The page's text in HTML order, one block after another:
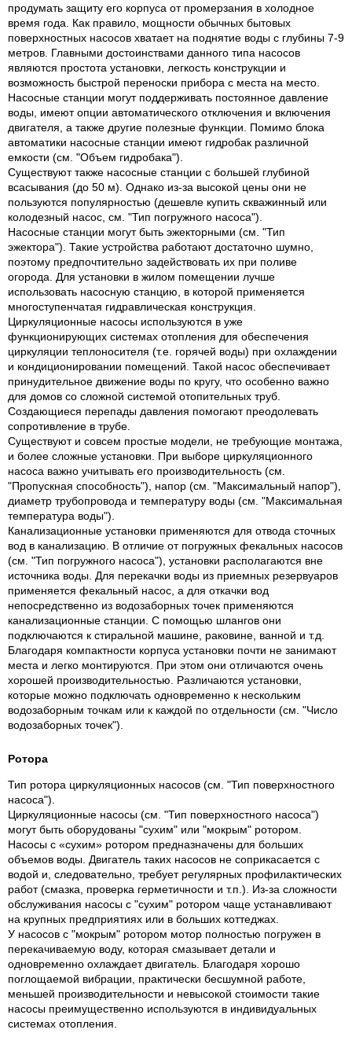
продумать защиту его корпуса от промерзания в холодное
время года. Как правило, мощности обычных бытовых
поверхностных насосов хватает на поднятие воды с глубины 7-9
метров. Главными достоинствами данного типа насосов
являются простота установки, легкость конструкции и
возможность быстрой переноски прибора с места на место.
Насосные станции могут поддерживать постоянное давление
воды, имеют опции автоматического отключения и включения
двигателя, а также другие полезные функции. Помимо блока
автоматики насосные станции имеют гидробак различной
емкости (см. "Объем гидробака").
Существуют также насосные станции с большей глубиной
всасывания (до 50 м). Однако из-за высокой цены они не
пользуются популярностью (дешевле купить скважинный или
колодезный насос, см. "Тип погружного насоса").
Насосные станции могут быть эжекторными (см. "Тип
эжектора"). Такие устройства работают достаточно шумно,
поэтому предпочтительно задействовать их при поливе
огорода. Для установки в жилом помещении лучше
использовать насосную станцию, в которой применяется
многоступенчатая гидравлическая конструкция.
Циркуляционные насосы используются в уже
функционирующих системах отопления для обеспечения
циркуляции теплоносителя (т.е. горячей воды) при охлаждении
и кондиционировании помещений. Такой насос обеспечивает
принудительное движение воды по кругу, что особенно важно
для домов со сложной системой отопительных труб.
Создающиеся перепады давления помогают преодолевать
сопротивление в трубе.
Существуют и совсем простые модели, не требующие монтажа,
и более сложные установки. При выборе циркуляционного
насоса важно учитывать его производительность (см.
"Пропускная способность"), напор (см. "Максимальный напор"),
диаметр трубопровода и температуру воды (см. "Максимальная
температура воды").
Канализационные установки применяются для отвода сточных
вод в канализацию. В отличие от погружных фекальных насосов
(см. "Тип погружного насоса"), установки располагаются вне
источника воды. Для перекачки воды из приемных резервуаров
применяется фекальный насос, а для откачки вод
непосредственно из водозаборных точек применяются
канализационные станции. С помощью шлангов они
подключаются к стиральной машине, раковине, ванной и т.д.
Благодаря компактности корпуса установки почти не занимают
места и легко монтируются. При этом они отличаются очень
хорошей производительностью. Различаются установки,
которые можно подключать одновременно к нескольким
водозаборным точкам или к каждой по отдельности (см. "Число
водозаборных точек").
Ротора
Тип ротора циркуляционных насосов (см. "Тип поверхностного
насоса").
Циркуляционные насосы (см. "Тип поверхностного насоса")
могут быть оборудованы "сухим" или "мокрым" ротором.
Насосы с «сухим» ротором предназначены для больших
объемов воды. Двигатель таких насосов не соприкасается с
водой и, следовательно, требует регулярных профилактических
работ (смазка, проверка герметичности и т.п.). Из-за сложности
обслуживания насосы с "сухим" ротором чаще устанавливают
на крупных предприятиях или в больших коттеджах.
У насосов с "мокрым" ротором мотор полностью погружен в
перекачиваемую воду, которая смазывает детали и
одновременно охлаждает двигатель. Благодаря хорошо
поглощаемой вибрации, практически бесшумной работе,
меньшей производительности и невысокой стоимости такие
насосы преимущественно используются в индивидуальных
системах отопления.